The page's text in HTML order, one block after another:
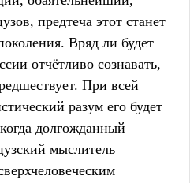
предтеча этот станет
Вряд ли будет
отчётливо сознавать,
При всей
разум его будет
долгожданный
мыслитель